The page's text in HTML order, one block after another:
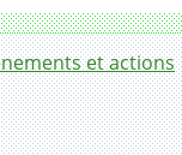
et actions